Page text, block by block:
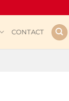
CONTACT